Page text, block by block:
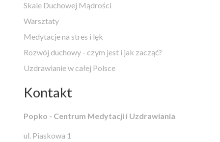
Skale Duchowej Mądrości
Warsztaty
Medytacje na stres i lęk
Rozwój duchowy - czym jest i jak zacząć?
Uzdrawianie w całej Polsce
Kontakt
Popko - Centrum Medytacji i Uzdrawiania
ul. Piaskowa 1